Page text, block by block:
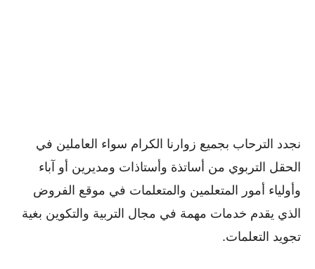
نجدد الترحاب بجميع زوارنا الكرام سواء العاملين في
الحقل التربوي من أساتذة وأستاذات ومديرين أو ﺁباء
وأولياء أمور المتعلمين والمتعلمات في موقع الفروض
الذي يقدم خدمات مهمة في مجال التربية والتكوين بغية
تجويد التعلمات.